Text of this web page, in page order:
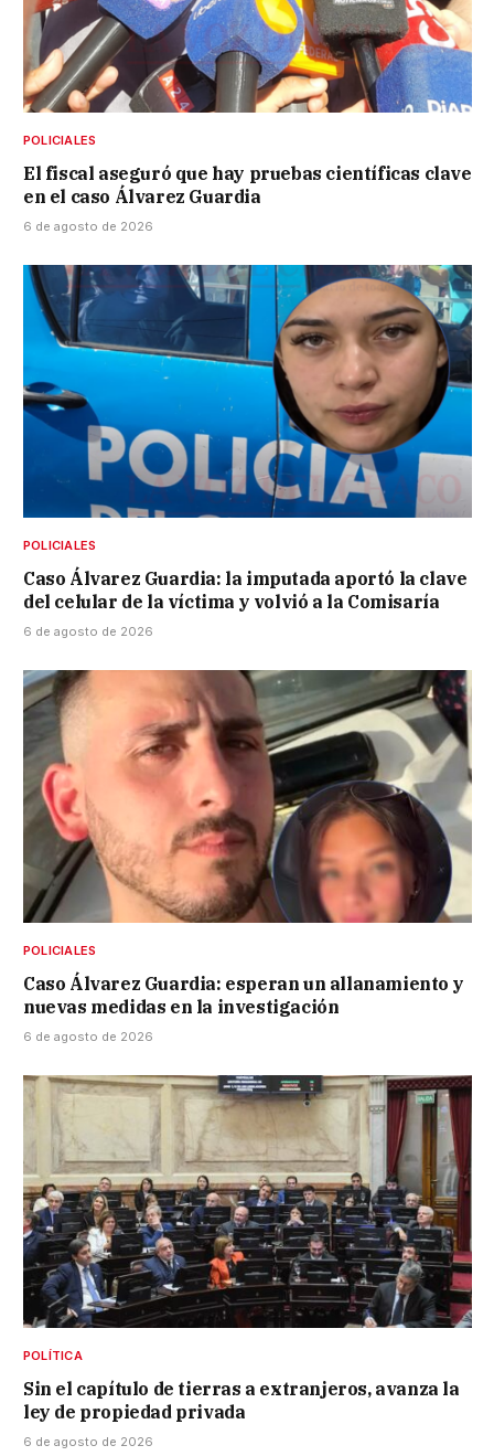
POLICIALES
El fiscal aseguró que hay pruebas científicas clave
en el caso Álvarez Guardia
6 de agosto de 2026
POLICIALES
Caso Álvarez Guardia: la imputada aportó la clave
del celular de la víctima y volvió a la Comisaría
6 de agosto de 2026
POLICIALES
Caso Álvarez Guardia: esperan un allanamiento y
nuevas medidas en la investigación
6 de agosto de 2026
POLÍTICA
Sin el capítulo de tierras a extranjeros, avanza la
ley de propiedad privada
6 de agosto de 2026